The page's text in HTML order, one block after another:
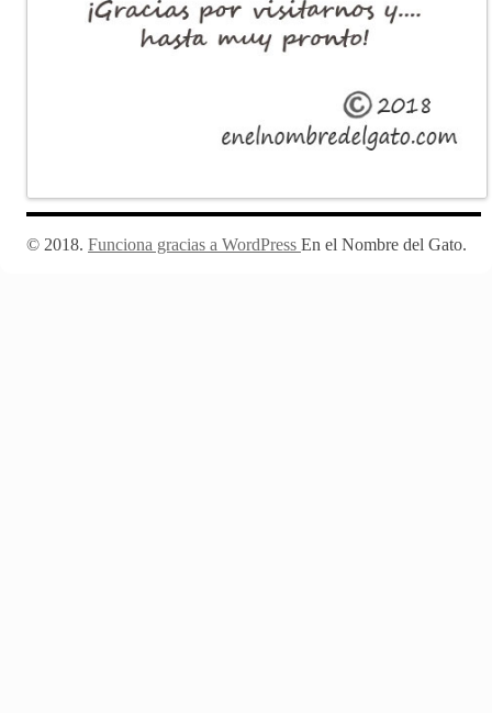
Funciona gracias a WordPress